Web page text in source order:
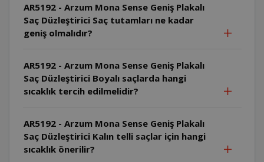
AR5192 - Arzum Mona Sense Geniş Plakalı
Saç Düzleştirici Saç tutamları ne kadar
geniş olmalıdır?
AR5192 - Arzum Mona Sense Geniş Plakalı
Saç Düzleştirici Boyalı saçlarda hangi
sıcaklık tercih edilmelidir?
AR5192 - Arzum Mona Sense Geniş Plakalı
Saç Düzleştirici Kalın telli saçlar için hangi
sıcaklık önerilir?